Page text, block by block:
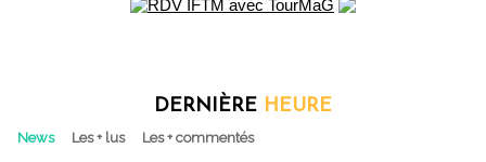
DERNIÈRE HEURE
News Les + lus Les + commentés